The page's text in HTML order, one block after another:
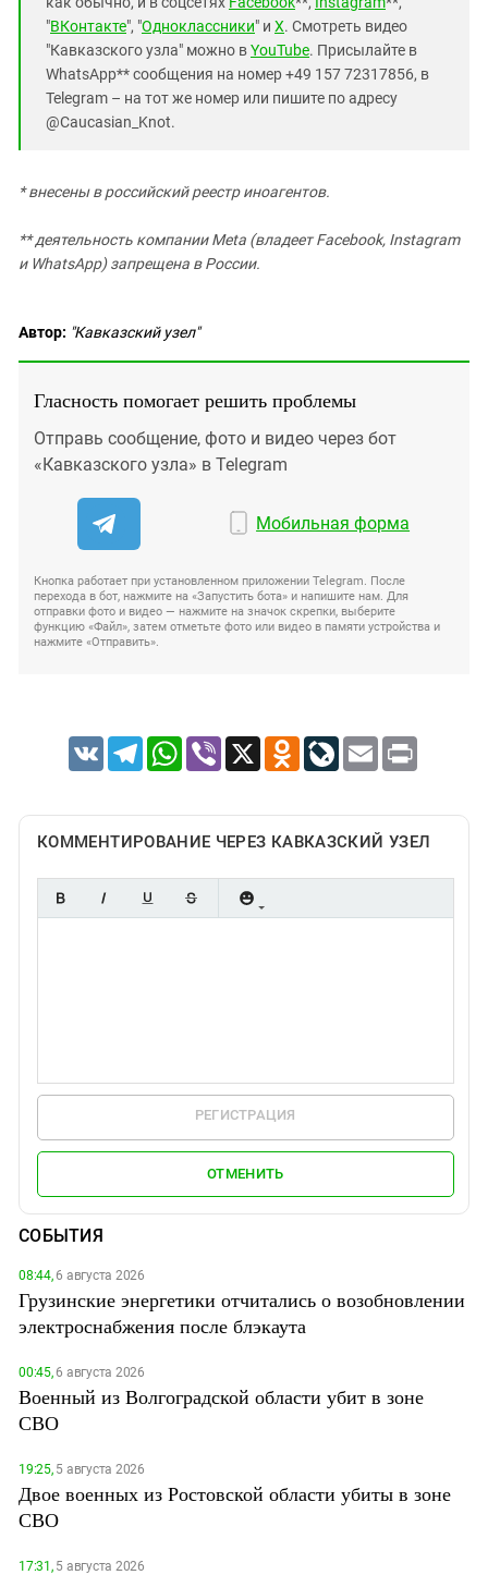
"ВКонтакте", "Одноклассники" и X. Смотреть видео
"Кавказского узла" можно вYouTube. Присылайте в
WhatsApp** сообщения на номер +49 157 72317856, в
Telegram – на тот же номер или пишите по адресу
@Caucasian_Knot.
* внесены в российский реестр иноагентов.
**деятельность компании Meta (владеет Facebook, Instagram
и WhatsApp) запрещена в России.
Автор: "Кавказский узел"
Гласность помогает решить проблемы
Отправь сообщение, фото и видео через бот
«Кавказского узла» в Telegram
Мобильная форма
Кнопка работает при установленном приложении Telegram. После
перехода в бот, нажмите на «Запустить бота» и напишите нам. Для
отправки фото и видео — нажмите на значок скрепки, выберите
функцию «Файл», затем отметьте фото или видео в памяти устройства и
нажмите «Отправить».
VK TelegramWhatsApp
Viber X Odnoklassniki
LiveJournal
Email Print
КОММЕНТИРОВАНИЕ ЧЕРЕЗ КАВКАЗСКИЙ УЗЕЛ
РЕГИСТРАЦИЯ
ОТМЕНИТЬ
СОБЫТИЯ
08:44,6 августа 2026
Грузинские энергетики отчитались о возобновлении
электроснабжения после блэкаута
00:45,6 августа 2026
Военный из Волгоградской области убит в зоне
СВО
19:25,5 августа 2026
Двое военных из Ростовской области убиты в зоне
СВО
17:31,5 августа 2026